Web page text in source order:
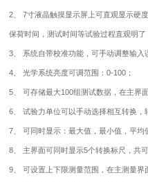
2、 7寸液晶触摸显示屏上可直观显示硬
保荷时间，测试时间等试验过程直观明了
3、 系统自带校准功能，可手动调整输入
4、 光学系统亮度可调范围：0-100；
5、 可存储最大100组测试数据，在主界
6、 试验力单位可以手动选择相互转换，
7、 可同时显示：最大值，最小值，平均
8、 主界面可同时显示5个转换标尺，共
9、 可设置上下限测量范围，在主测量界